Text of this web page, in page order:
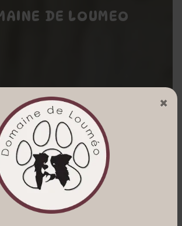
×
DE LOUMEO